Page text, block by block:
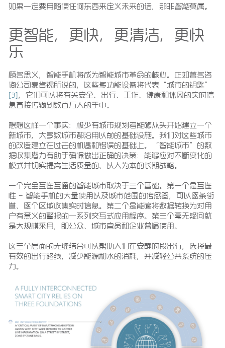
如果一定要用随便任何东西来定义未来的话，那非 智能莫属。
更智能，更快，更清洁，更快
乐
顾名思义，智能手机将成为智能城市革命的核心。正如著名咨
询公司麦肯锡所说的，这些多功能设备将代表“城市的钥匙”
[3] ，它们可以将有关安全、出行、工作、健康和休闲的实时信
息直接传输到数百万人的手中。
想想这样一个事实：极少有城市规划者能够从头开始建立一个
新城市，大多数城市都沿用以前的基础设施。我们对这些城市
的改造建立在过去的机遇和错误的基础上。“智能城市”的数
据收集潜力有助于确保做出正确的决策：能够应对不断变化的
模式并切实提高生活质量的、以人为本的长期战略。
一个完全互连互通的智能城市取决于三个基础。第一个是互连
性 – 智能手机的大量使用以及城市范围的传感器，可以逐条街
道、逐个区域收集实时信息。第二个是能够将数据转换为对用
户有意义的警报的一系列交互式应用程序。第三个毫无疑问就
是大规模采用，即公众、城市官员和企业普遍使用。
这三个层面的无缝结合可以帮助人们在安静时段出行，选择最
有效的出行路线，减少能源和水的消耗，并减轻公共系统的压
力。